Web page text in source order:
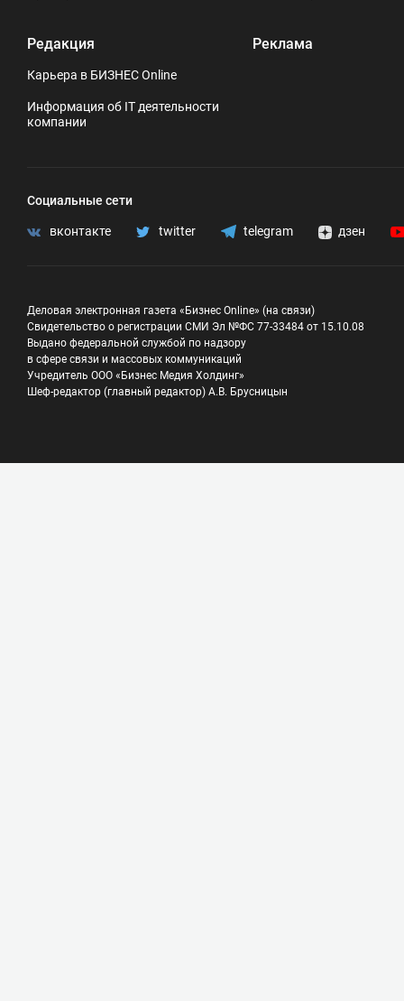
Редакция
Карьера в БИЗНЕС Online
Информация об IT деятельности
компании
Реклама
Социальные сети
вконтакте twitter telegram дзен
Деловая электронная газета «Бизнес Online» (на связи)
Свидетельство о регистрации СМИ Эл №ФС 77-33484 от 15.10.08
Выдано федеральной службой по надзору
в сфере связи и массовых коммуникаций
Учредитель ООО «Бизнес Медия Холдинг»
Шеф-редактор (главный редактор) А.В. Брусницын